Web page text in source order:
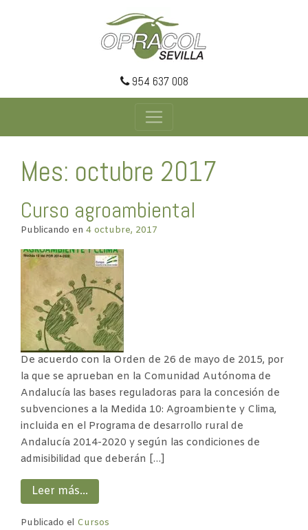
954 637 008
Mes: octubre 2017
Curso agroambiental
Publicando en 4 octubre, 2017
De acuerdo con la Orden de 26 de mayo de 2015, por
la que se aprueban en la Comunidad Autónoma de
Andalucía las bases reguladoras para la concesión de
subvenciones a la Medida 10: Agroambiente y Clima,
incluida en el Programa de desarrollo rural de
Andalucía 2014-2020 y según las condiciones de
admisibilidad que deberán […]
Leer más…
Publicado el Cursos